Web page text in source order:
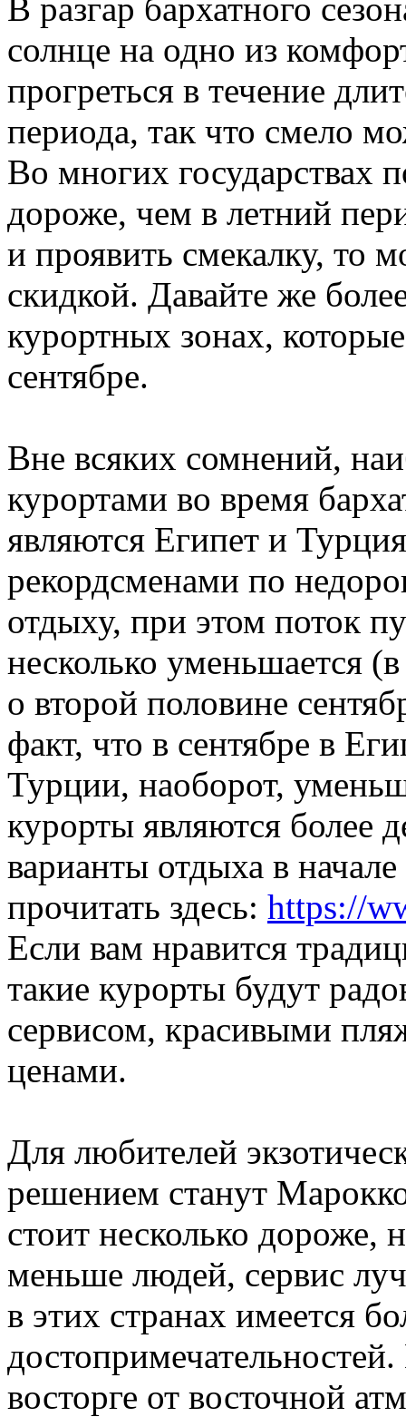
В разгар бархатного
солнце на одно из
прогреться в течение
периода, так что смело
Во многих государствах
дороже, чем в летний
и проявить смекалку, то
скидкой. Давайте же
курортных зонах,
сентябре.
Вне всяких сомнений,
курортами во время
являются Египет и
рекордсменами по
отдыху, при этом поток
несколько уменьшается
о второй половине
факт, что в сентябре в
Турции, наоборот,
курорты являются более
варианты отдыха в
прочитать здесь: https://
Если вам нравится
такие курорты будут
сервисом, красивыми
ценами.
Для любителей
решением станут
стоит несколько дороже,
меньше людей, сервис
в этих странах имеется
восторге от восточной